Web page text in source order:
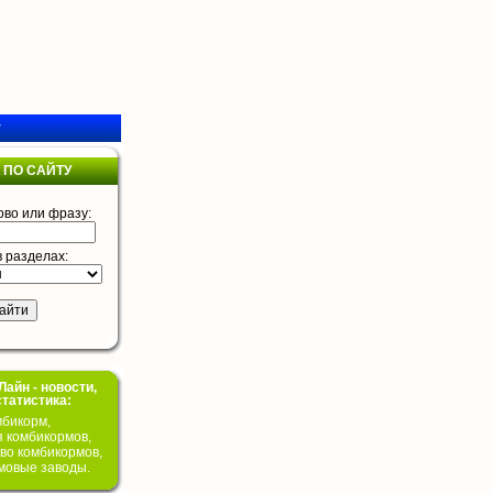
САЙТУ
или фразу:
разделах:
- новости,
комбикормов,
комбикормов,
заводы.